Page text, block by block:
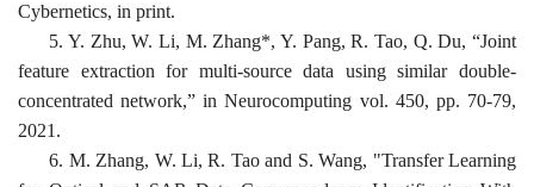
Cybernetics, in print.
5. Y. Zhu, W. Li, M. Zhang*, Y. Pang, R. Tao, Q. Du, “Joint
feature extraction for multi-source data using similar double-
concentrated network,” in Neurocomputing vol. 450, pp. 70-79,
2021.
6. M. Zhang, W. Li, R. Tao and S. Wang, "Transfer Learning